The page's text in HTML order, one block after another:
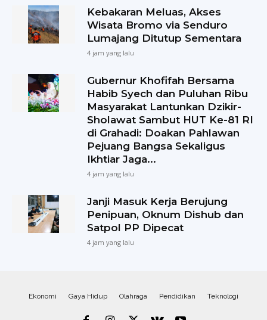
Kebakaran Meluas, Akses
Wisata Bromo via Senduro
Lumajang Ditutup Sementara
4 jam yang lalu
Gubernur Khofifah Bersama
Habib Syech dan Puluhan Ribu
Masyarakat Lantunkan Dzikir-
Sholawat Sambut HUT Ke-81 RI
di Grahadi: Doakan Pahlawan
Pejuang Bangsa Sekaligus
Ikhtiar Jaga...
4 jam yang lalu
Janji Masuk Kerja Berujung
Penipuan, Oknum Dishub dan
Satpol PP Dipecat
4 jam yang lalu
Ekonomi Gaya Hidup Olahraga Pendidikan Teknologi